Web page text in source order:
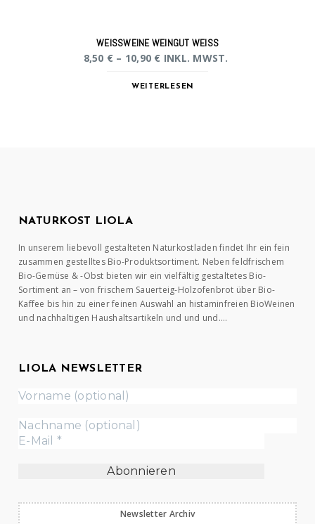
WEISSWEINE WEINGUT WEISS
8,50 € – 10,90 € INKL. MWST.
WEITERLESEN
NATURKOST LIOLA
In unserem liebevoll gestalteten Naturkostladen findet Ihr ein fein
zusammen gestelltes Bio-Produktsortiment. Neben feldfrischem
Bio-Gemüse & -Obst bieten wir ein vielfältig gestaltetes Bio-
Sortiment an – von frischem Sauerteig-Holzofenbrot über Bio-
Kaffee bis hin zu einer feinen Auswahl an histaminfreien BioWeinen
und nachhaltigen Haushaltsartikeln und und und….
LIOLA NEWSLETTER
Newsletter Archiv